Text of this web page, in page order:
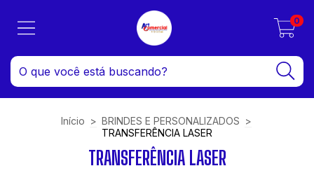
0
Início > BRINDES E PERSONALIZADOS >
TRANSFERÊNCIA LASER
TRANSFERÊNCIA LASER